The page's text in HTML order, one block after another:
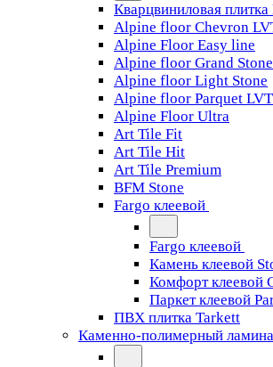
Кварцвиниловая
Alpine floor Chevron
Alpine Floor Easy line
Alpine floor Grand Stone
Alpine floor Light Stone
Alpine floor Parquet LVT
Alpine Floor Ultra
Art Tile Fit
Art Tile Hit
Art Tile Premium
BFM Stone
Fargo клеевой
Fargo клеевой
Камень клеевой
Комфорт клеевой
Паркет клеевой
ПВХ плитка Tarkett
Каменно-полимерный